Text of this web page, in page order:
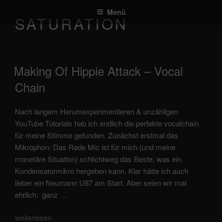
springen
Menü
SATURATION
veröffentlicht
am
Making Of Hippie Attack – Vocal
Chain
Nach langem Herumexperimentieren & unzähligen
YouTube Tutorials hab ich endlich die perfekte vocalchain
für meine Stimme gefunden. Zunächst erstmal das
Mikrophon: Das Røde Mic ist für mich (und meine
monetäre Situation) schlichtweg das Beste, was ein
Kondensatormikro hergeben kann. Klar hätte ich auch
lieber ein Neumann U87 am Start. Aber seien wir mal
ehrlich: ganz …
„Making
weiterlesen